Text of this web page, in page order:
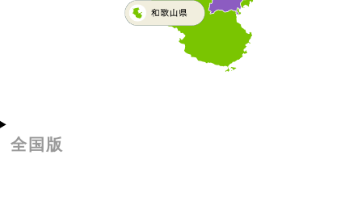
全国版